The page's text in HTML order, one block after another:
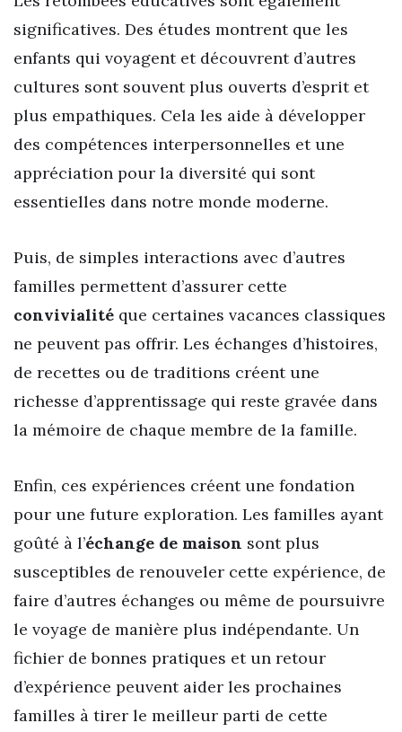
significatives. Des études montrent que les
enfants qui voyagent et découvrent d’autres
cultures sont souvent plus ouverts d’esprit et
plus empathiques. Cela les aide à développer
des compétences interpersonnelles et une
appréciation pour la diversité qui sont
essentielles dans notre monde moderne.
Puis, de simples interactions avec d’autres
familles permettent d’assurer cette
convivialité que certaines vacances classiques
ne peuvent pas offrir. Les échanges d’histoires,
de recettes ou de traditions créent une
richesse d’apprentissage qui reste gravée dans
la mémoire de chaque membre de la famille.
Enfin, ces expériences créent une fondation
pour une future exploration. Les familles ayant
goûté à l’échange de maison sont plus
susceptibles de renouveler cette expérience, de
faire d’autres échanges ou même de poursuivre
le voyage de manière plus indépendante. Un
fichier de bonnes pratiques et un retour
d’expérience peuvent aider les prochaines
familles à tirer le meilleur parti de cette